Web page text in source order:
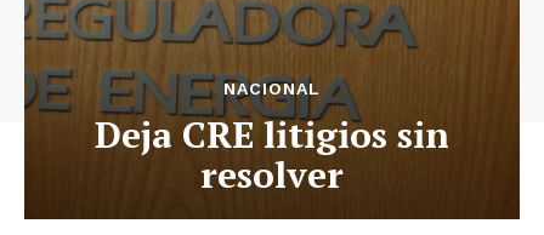
NACIONAL
Deja CRE litigios sin
resolver